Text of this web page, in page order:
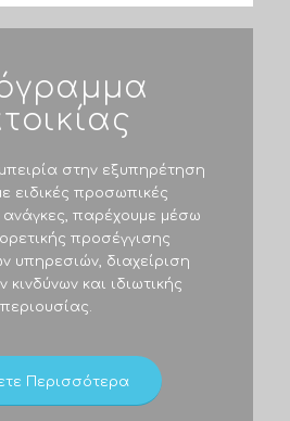
στην εξυπηρέτηση
ειδικές προσωπικές
ανάγκες, παρέχουμε μέσω
προσέγγισης
υπηρεσιών, διαχείριση
και ιδιωτικής
περιουσίας.
Περισσότερα